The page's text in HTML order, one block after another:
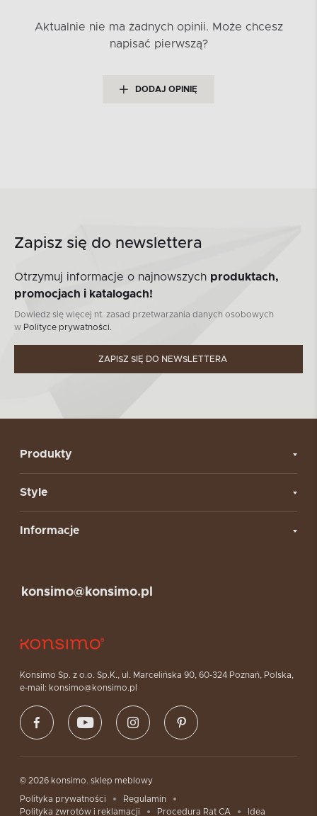
Aktualnie nie ma żadnych opinii. Może chcesz
napisać pierwszą?
DODAJ OPINIĘ
Zapisz się do newslettera
Otrzymuj informacje o najnowszych produktach,
promocjach i katalogach!
Dowiedz się więcej nt. zasad przetwarzania danych osobowych
w Polityce prywatności.
ZAPISZ SIĘ DO NEWSLETTERA
Produkty
Style
Informacje
Konsimo Sp. z o.o. Sp.K., ul. Marcelińska 90, 60-324 Poznań, Polska,
e-mail: konsimo@konsimo.pl
konsimo@konsimo.pl
© 2026 konsimo. sklep meblowy
Polityka prywatności
Regulamin
Polityka zwrotów i reklamacji
Procedura Rat CA Idea